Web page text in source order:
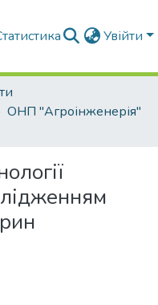
Увійти
ОНП "Агроінженерія"